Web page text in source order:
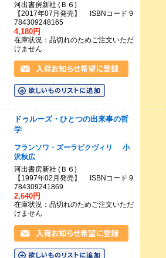
河出書房新社 (Ｂ６)
【2017年07月発売】 ISBNコード 9
784309248165
4,180円
在庫状況：品切れのためご注文いただ
けません
ドゥルーズ・ひとつの出来事の哲
学
フランソワ・ズーラビクヴィリ
小
沢秋広
河出書房新社 (Ｂ６)
【1997年02月発売】 ISBNコード 9
784309241869
2,640円
在庫状況：品切れのためご注文いただ
けません